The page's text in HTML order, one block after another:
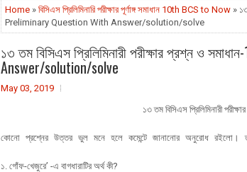
Home » বিসিএস প্রিলিমিনারি পরীক্ষার পূর্ণাঙ্গ সমাধান 10th BCS to Now »
Preliminary Question With Answer/solution/solve
১৩ তম বিসিএস প্রি‌লি‌মিনারী পরীক্ষার প্রশ্ন ও
Answer/solution/solve
May 03, 2019
১৩ তম বিসিএস প্রি‌লি‌মিনারী
কোনো প্রশ্নের উত্তর ভুল মনে হলে কমেন্টে জানানোর অনুরোধ রইলো।
১. গোঁফ-খেজুরে’ -এ বাগধারাটির অর্থ কী?